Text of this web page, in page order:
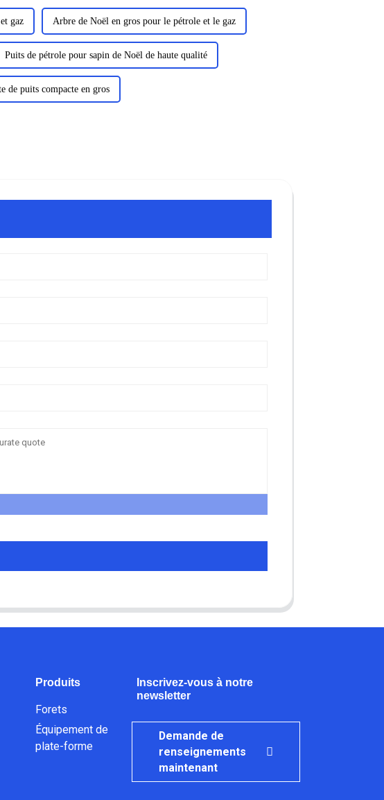
gaz Arbre de Noël en gros pour le pétrole et le gaz
Puits de pétrole pour sapin de Noël de haute qualité
de puits compacte en gros
Produits
Forets
Équipement de
plate-forme
Inscrivez-vous à notre
newsletter
Demande de
renseignements
maintenant